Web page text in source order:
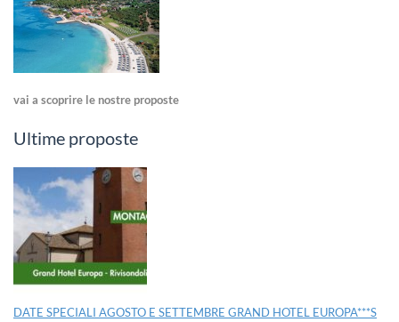
vai a scoprire le nostre proposte
Ultime proposte
DATE SPECIALI AGOSTO E SETTEMBRE GRAND HOTEL EUROPA***S